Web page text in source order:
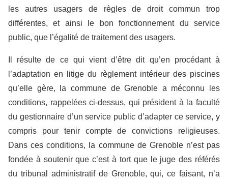
les autres usagers de règles de droit commun trop
différentes, et ainsi le bon fonctionnement du service
public, que l’égalité de traitement des usagers.
Il résulte de ce qui vient d’être dit qu’en procédant à
l’adaptation en litige du règlement intérieur des piscines
qu’elle gère, la commune de Grenoble a méconnu les
conditions, rappelées ci-dessus, qui président à la faculté
du gestionnaire d’un service public d’adapter ce service, y
compris pour tenir compte de convictions religieuses.
Dans ces conditions, la commune de Grenoble n’est pas
fondée à soutenir que c’est à tort que le juge des référés
du tribunal administratif de Grenoble, qui, ce faisant, n’a